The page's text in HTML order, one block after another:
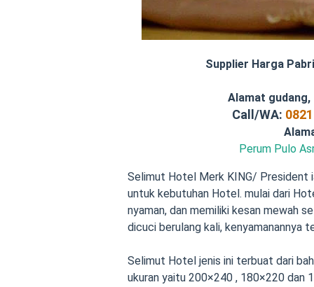
Supplier Harga
Alamat
Call/WA:
Perum Pulo
Selimut Hotel Merk KING/ President
untuk kebutuhan Hotel. mulai dari
nyaman, dan memiliki kesan mewah
dicuci berulang kali, kenyamanannya
Selimut Hotel jenis ini terbuat dari
ukuran yaitu 200×240 , 180×220 dan